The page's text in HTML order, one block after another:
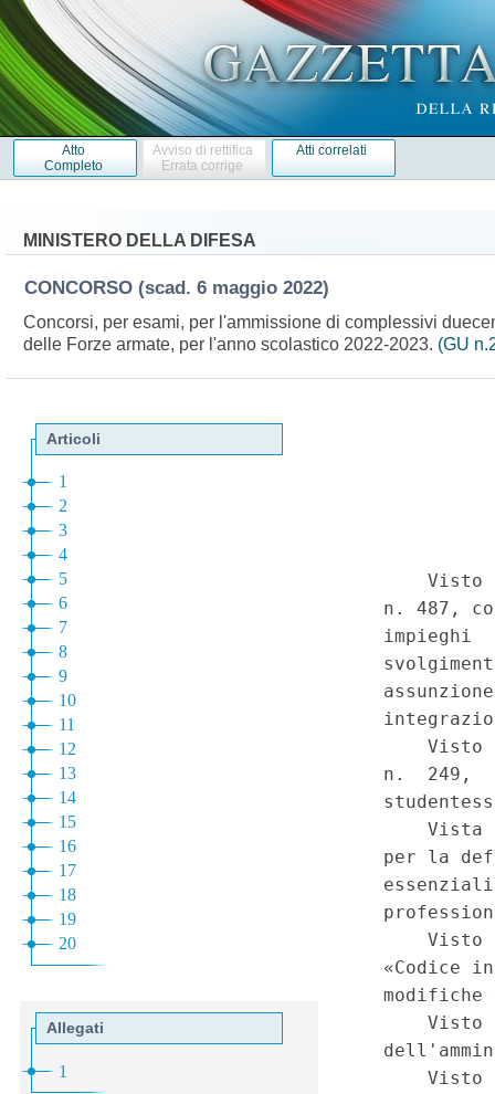
Atto
Completo
Avviso di rettifica
Errata corrige
Atti correlati
MINISTERO DELLA DIFESA
CONCORSO (scad. 6 maggio 2022)
Concorsi, per esami, per l'ammissione di complessivi
delle Forze armate, per l'anno scolastico 2022-2023. (GU